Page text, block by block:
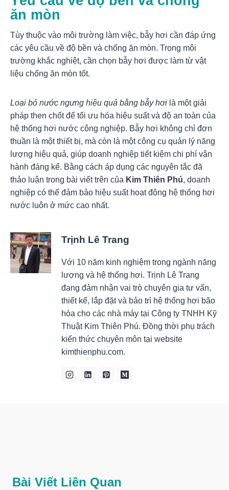
ăn mòn
Tùy thuộc vào môi trường làm việc, bẫy hơi cần đáp ứng
các yêu cầu về độ bền và chống ăn mòn. Trong môi
trường khắc nghiệt, cần chọn bẫy hơi được làm từ vật
liệu chống ăn mòn tốt.
Loại bỏ nước ngưng hiệu quả bằng bẫy hơi là một giải
pháp then chốt để tối ưu hóa hiệu suất và độ an toàn của
hệ thống hơi nước công nghiệp. Bẫy hơi không chỉ đơn
thuần là một thiết bị, mà còn là một công cụ quản lý năng
lượng hiệu quả, giúp doanh nghiệp tiết kiệm chi phí vận
hành đáng kể. Bằng cách áp dụng các nguyên tắc đã
thảo luận trong bài viết trên của Kim Thiên Phú, doanh
nghiệp có thể đảm bảo hiệu suất hoạt động hệ thống hơi
nước luôn ở mức cao nhất.
Trịnh Lê Trang
Với 10 năm kinh nghiệm trong ngành năng
lượng và hệ thống hơi. Trịnh Lê Trang
đang đảm nhận vai trò chuyên gia tư vấn,
thiết kế, lắp đặt và bảo trì hệ thống hơi bão
hòa cho các nhà máy tại Công ty TNHH Kỹ
Thuật Kim Thiên Phú. Đồng thời phụ trách
kiến thức chuyên môn tại website
kimthienphu.com.
Bài Viết Liên Quan